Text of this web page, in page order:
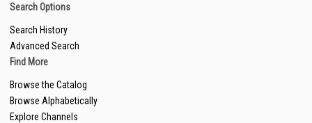
Search Options
Search History
Advanced Search
Find More
Browse the Catalog
Browse Alphabetically
Explore Channels